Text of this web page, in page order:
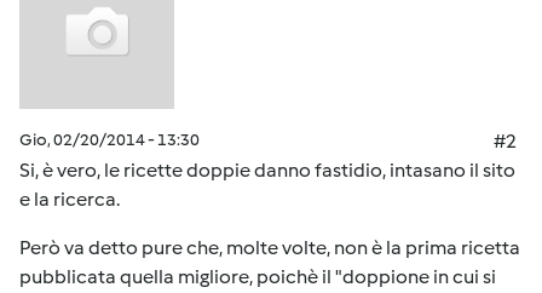
Gio, 02/20/2014 - 13:30
#2
Si, è vero, le ricette doppie danno fastidio, intasano il sito
e la ricerca.
Però va detto pure che, molte volte, non è la prima ricetta
pubblicata quella migliore, poichè il "doppione in cui si